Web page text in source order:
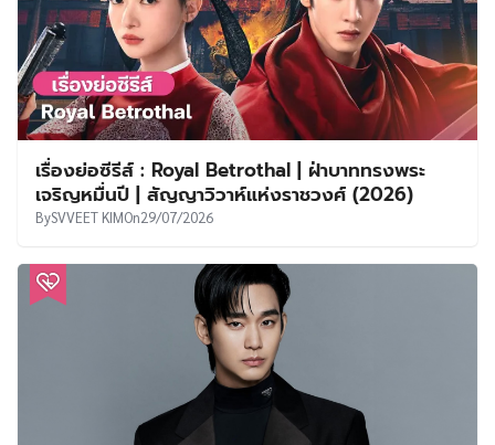
เรื่องย่อซีรีส์ : Royal Betrothal | ฝ่าบาททรงพระ
เจริญหมื่นปี | สัญญาวิวาห์แห่งราชวงศ์ (2026)
BySVVEET KIMOn29/07/2026